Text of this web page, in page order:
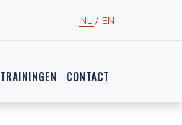
NL / EN
TRAININGEN CONTACT